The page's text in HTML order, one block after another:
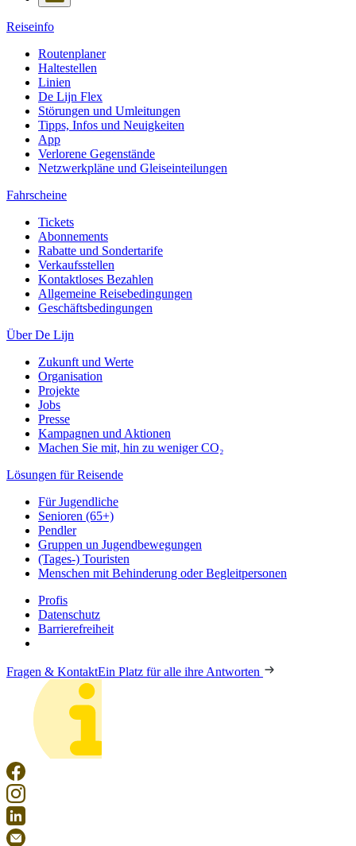
Reiseinfo
Routenplaner
Haltestellen
Linien
De Lijn Flex
Störungen und Umleitungen
Tipps, Infos und Neuigkeiten
App
Verlorene Gegenstände
Netzwerkpläne und Gleiseinteilungen
Fahrscheine
Tickets
Abonnements
Rabatte und Sondertarife
Verkaufsstellen
Kontaktloses Bezahlen
Allgemeine Reisebedingungen
Geschäftsbedingungen
Über De Lijn
Zukunft und Werte
Organisation
Projekte
Jobs
Presse
Kampagnen und Aktionen
Machen Sie mit, hin zu weniger CO₂
Lösungen für Reisende
Für Jugendliche
Senioren (65+)
Pendler
Gruppen un Jugendbewegungen
(Tages-) Touristen
Menschen mit Behinderung oder Begleitpersonen
Profis
Datenschutz
Barrierefreiheit
Fragen & KontaktEin Platz für alle ihre Antworten